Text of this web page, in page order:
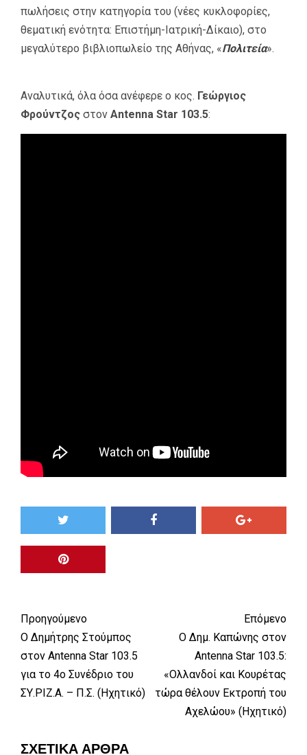
πωλήσεις στην κατηγορία του (νέες κυκλοφορίες,
θεματική ενότητα: Επιστήμη-Ιατρική-Δίκαιο), στο
μεγαλύτερο βιβλιοπωλείο της Αθήνας, «Πολιτεία».
Αναλυτικά, όλα όσα ανέφερε ο κος. Γεώργιος
Φρούντζος στον Antenna Star 103.5:
Προηγούμενο
Ο Δημήτρης Στούμπος
στον Antenna Star 103.5
για το 4ο Συνέδριο του
ΣΥ.ΡΙΖ.Α. – Π.Σ. (Ηχητικό)
Επόμενο
Ο Δημ. Καπώνης στον
Antenna Star 103.5:
«Ολλανδοί και Κουρέτας
τώρα θέλουν Εκτροπή του
Αχελώου» (Ηχητικό)
ΣΧΕΤΙΚΆ ΆΡΘΡΑ